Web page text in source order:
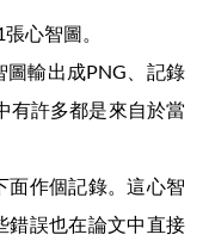
心智圖。
輸出成PNG、記錄
有許多都是來自於當
面作個記錄。這心智
錯誤也在論文中直接